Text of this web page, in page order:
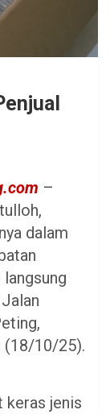
–
dalam
(18/10/25).
keras jenis